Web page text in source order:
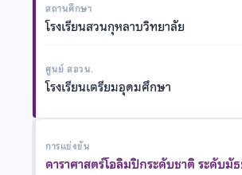
สถานศึกษา
โรงเรียนสวนกุหลาบวิทยาลัย
ศูนย์ สอวน.
โรงเรียนเตรียมอุดมศึกษา
การแข่งขัน
ดาราศาสตร์โอลิมปิกระดับชาติ ระดับ